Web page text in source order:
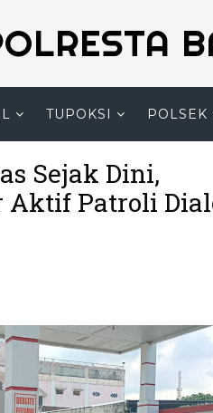
TUPOKSI POLSEK
Sejak Dini,
Patroli